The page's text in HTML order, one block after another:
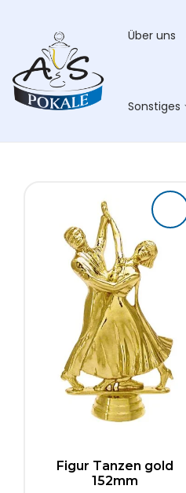
Über uns
Sonstiges
Figur Tanzen gold
152mm